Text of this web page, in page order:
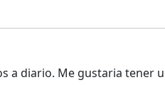
a diario. Me gustaria